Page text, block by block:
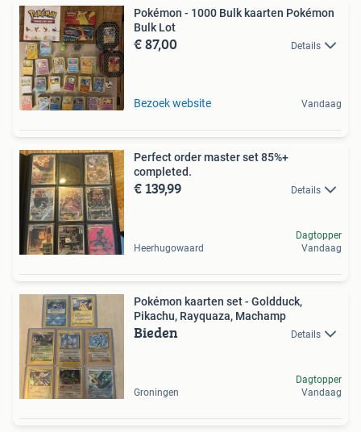
Pokémon - 1000 Bulk kaarten Pokémon
Bulk Lot
€ 87,00 Details
Bezoek website Vandaag
Perfect order master set 85%+
completed.
€ 139,99 Details
Heerhugowaard
Dagtopper
Vandaag
Pokémon kaarten set - Goldduck,
Pikachu, Rayquaza, Machamp
Bieden Details
Groningen
Dagtopper
Vandaag